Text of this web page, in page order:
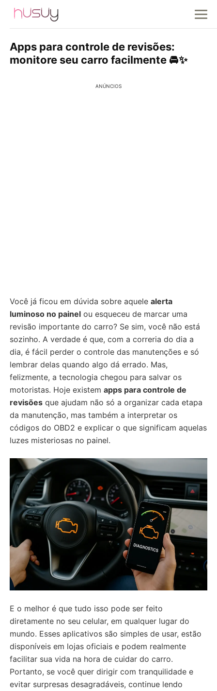
Apps para controle de revisões:
monitore seu carro facilmente 🚘✨
ANÚNCIOS
Você já ficou em dúvida sobre aquele alerta
luminoso no painel ou esqueceu de marcar uma
revisão importante do carro? Se sim, você não está
sozinho. A verdade é que, com a correria do dia a
dia, é fácil perder o controle das manutenções e só
lembrar delas quando algo dá errado. Mas,
felizmente, a tecnologia chegou para salvar os
motoristas. Hoje existem apps para controle de
revisões que ajudam não só a organizar cada etapa
da manutenção, mas também a interpretar os
códigos do OBD2 e explicar o que significam aquelas
luzes misteriosas no painel.
E o melhor é que tudo isso pode ser feito
diretamente no seu celular, em qualquer lugar do
mundo. Esses aplicativos são simples de usar, estão
disponíveis em lojas oficiais e podem realmente
facilitar sua vida na hora de cuidar do carro.
Portanto, se você quer dirigir com tranquilidade e
evitar surpresas desagradáveis, continue lendo